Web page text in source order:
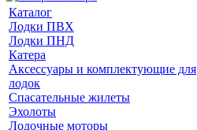
Каталог
Лодки ПВХ
Лодки ПНД
Катера
Аксессуары и комплектующие для
лодок
Спасательные жилеты
Эхолоты
Лодочные моторы